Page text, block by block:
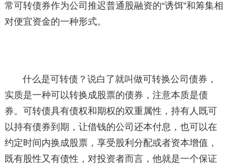
常可转债券作为公司推迟普通股融资的“诱饵”和筹集相
对便宜资金的一种形式。
什么是可转债？说白了就叫做可转换公司债券，
实质是一种可以转换成股票的债券，注意本质是债
券。可转债具有债权和期权的双重属性，持有人既可
以持有债券到期，让借钱的公司还本付息，也可以在
约定时间内换成股票，享受股利分配或者资本增值，
既有股性又有债性，对投资者而言，他就是一个保证